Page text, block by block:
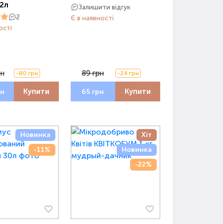
2
-80 грн
Купити
Залишити відгук
Є в наявності
89 грн -24 грн
65 грн Купити
Новинка
-11%
Хіт
Новинка
-22%